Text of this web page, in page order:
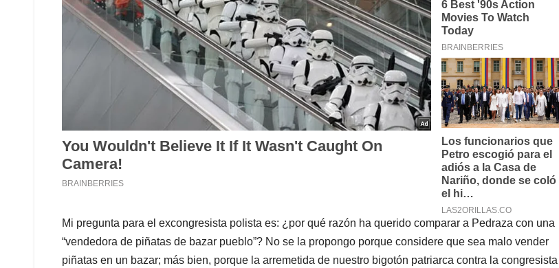
Mi pregunta para el excongresista polista es: ¿por qué razón ha querido comparar a Pedraza con una
“vendedora de piñatas de bazar pueblo”? No se la propongo porque considere que sea malo vender
piñatas en un bazar; más bien, porque la arremetida de nuestro bigotón patriarca contra la congresista